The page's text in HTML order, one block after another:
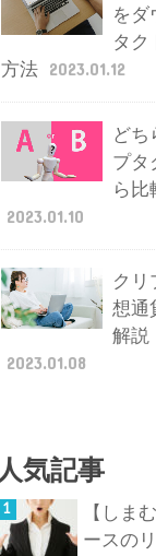
をダ
タク
方法
2023.01.12
どち
プタ
ら比
2023.01.10
ク
想通
解説
2023.01.08
人気記事
【しま
ースの